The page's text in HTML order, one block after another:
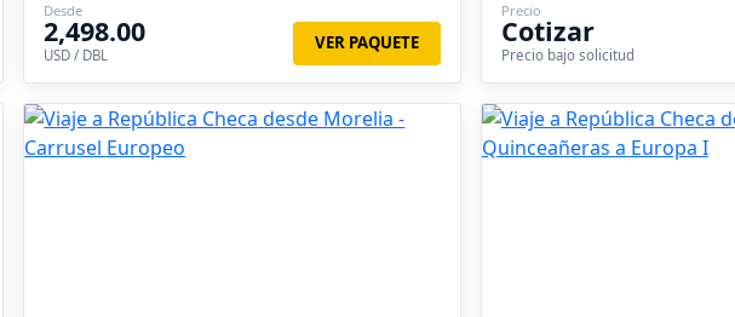
Desde
2,498.00
USD / DBL
VER PAQUETE
Bruselas, La Haya,
Liubliana, Hannover,
Stuttgart, Ulm, Tubinga,
Precio
Cotizar
Precio bajo solicitud